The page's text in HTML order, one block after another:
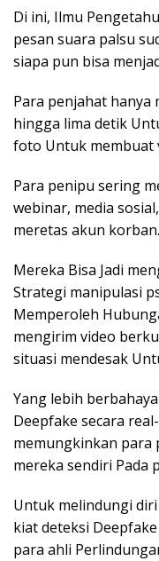
Di ini, Ilmu
pesan suara palsu
siapa pun bisa
Para penjahat hanya
hingga lima detik
foto Untuk membuat
Para penipu sering
webinar, media
meretas akun korban.
Mereka Bisa Jadi
Strategi manipulasi
Memperoleh
mengirim video
situasi mendesak
Yang lebih
Deepfake secara
memungkinkan para
mereka sendiri Pada
Untuk melindungi
kiat deteksi
para ahli